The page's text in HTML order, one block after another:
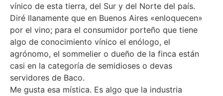
vínico de esta tierra, del Sur y del Norte del país.
Diré llanamente que en Buenos Aires «enloquecen»
por el vino; para el consumidor porteño que tiene
algo de conocimiento vínico el enólogo, el
agrónomo, el sommelier o dueño de la finca están
casi en la categoría de semidioses o devas
servidores de Baco.
Me gusta esa mística. Es algo que la industria